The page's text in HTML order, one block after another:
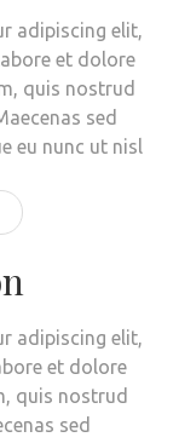
adipiscing elit,
et dolore
quis nostrud
sed
eu nunc ut nisl
adipiscing elit,
et dolore
quis nostrud
sed